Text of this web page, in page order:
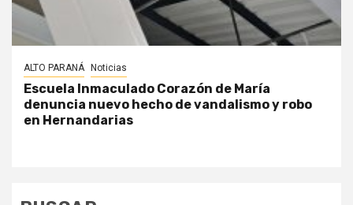
ALTO PARANÁ Noticias
Escuela Inmaculado Corazón de María
denuncia nuevo hecho de vandalismo y robo
en Hernandarias